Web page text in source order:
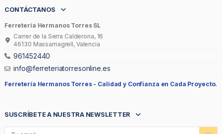
CONTÁCTANOS
Ferretería Hermanos Torres SL
Carrer de la Serra Calderona, 16
46130 Massamagrell, Valencia
961452440
info@ferreteriatorresonline.es
Ferretería Hermanos Torres - Calidad y Confianza en Cada Proyecto.
SUSCRÍBETE A NUESTRA NEWSLETTER